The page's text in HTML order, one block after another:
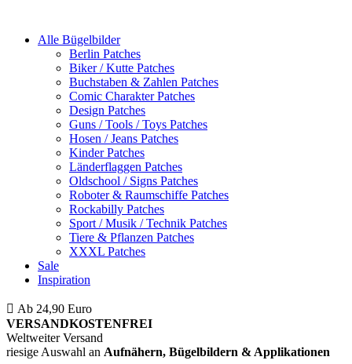
Alle Bügelbilder
Berlin Patches
Biker / Kutte Patches
Buchstaben & Zahlen Patches
Comic Charakter Patches
Design Patches
Guns / Tools / Toys Patches
Hosen / Jeans Patches
Kinder Patches
Länderflaggen Patches
Oldschool / Signs Patches
Roboter & Raumschiffe Patches
Rockabilly Patches
Sport / Musik / Technik Patches
Tiere & Pflanzen Patches
XXXL Patches
Sale
Inspiration
Ab 24,90 Euro
VERSANDKOSTENFREI
Weltweiter Versand
riesige Auswahl an Aufnähern, Bügelbildern & Applikationen